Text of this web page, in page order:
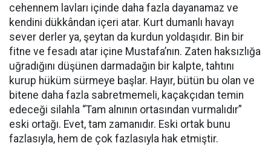
cehennem lavları içinde daha fazla dayanamaz ve
kendini dükkândan içeri atar. Kurt dumanlı havayı
sever derler ya, şeytan da kurdun yoldaşıdır. Bin bir
fitne ve fesadı atar içine Mustafa’nın. Zaten haksızlığa
uğradığını düşünen darmadağın bir kalpte, tahtını
kurup hüküm sürmeye başlar. Hayır, bütün bu olan ve
bitene daha fazla sabretmemeli, kaçakçıdan temin
edeceği silahla “Tam alnının ortasından vurmalıdır”
eski ortağı. Evet, tam zamanıdır. Eski ortak bunu
fazlasıyla, hem de çok fazlasıyla hak etmiştir.